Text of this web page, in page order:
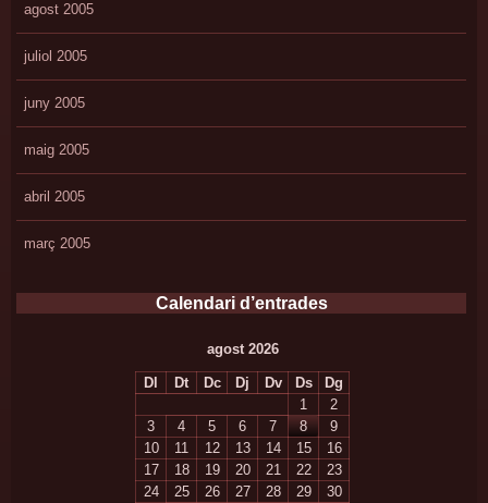
agost 2005
juliol 2005
juny 2005
maig 2005
abril 2005
març 2005
Calendari d’entrades
agost 2026
Dl Dt Dc Dj Dv Ds
Dg
1
2
3
4 5 6 7 8
9
10
11 12 13 14 15
16
17
18 19 20 21 22
23
24
25 26 27 28 29
30